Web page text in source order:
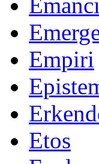
Empiri
Etos